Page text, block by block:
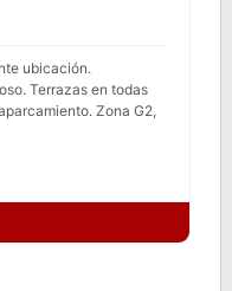
ubicación.
Terrazas en todas
Zona G2,